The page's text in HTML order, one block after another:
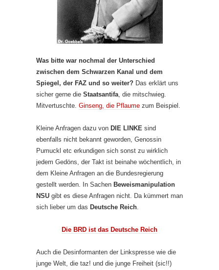
Was bitte war nochmal der Unterschied
zwischen dem Schwarzen Kanal und dem
Spiegel, der FAZ und so weiter? Das erklärt uns
sicher gerne die Staatsantifa , die mitschwieg.
Mitvertuschte. Ginseng, die Pflaume zum Beispiel.
Kleine Anfragen dazu von DIE LINKE sind
ebenfalls nicht bekannt geworden, Genossin
Pumuckl etc erkundigen sich sonst zu wirklich
jedem Gedöns, der Takt ist beinahe wöchentlich, in
dem Kleine Anfragen an die Bundesregierung
gestellt werden. In Sachen Beweismanipulation
NSU gibt es diese Anfragen nicht. Da kümmert man
sich lieber um das Deutsche Reich
Die BRD ist das Deutsche Reich
Auch die Desinformanten der Linkspresse wie die
junge Welt, die taz! und die junge Freiheit (sic!!)